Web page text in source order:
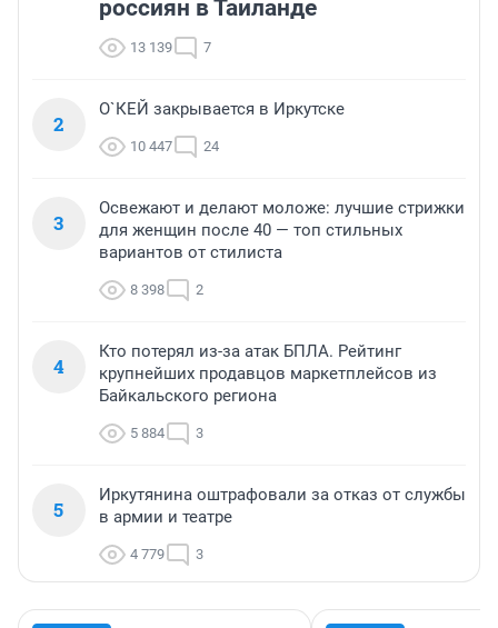
россиян в Таиланде
13 139 7
2
О`КЕЙ закрывается в Иркутске
10 447 24
3
Освежают и делают моложе: лучшие стрижки
для женщин после 40 — топ стильных
вариантов от стилиста
8 398 2
4
Кто потерял из-за атак БПЛА. Рейтинг
крупнейших продавцов маркетплейсов из
Байкальского региона
5 884 3
5
Иркутянина оштрафовали за отказ от службы
в армии и театре
4 779 3